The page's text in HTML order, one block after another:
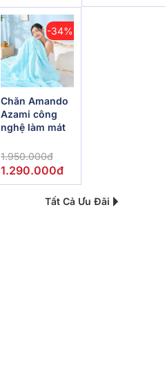
-34%
Chăn Amando
Azami công
nghệ làm mát
1.950.000đ
1.290.000đ
Tất Cả Ưu Đãi